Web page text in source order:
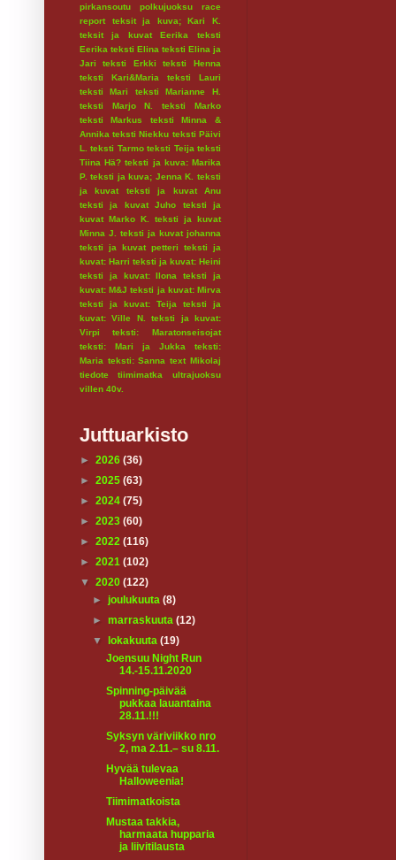
pirkansoutu polkujuoksu
race
report
teksit ja kuva; Kari K.
teksit ja kuvat Eerika
teksti
Eerika teksti Elina teksti Elina ja
Jari
teksti Erkki
teksti Henna
teksti Kari&Maria
teksti Lauri
teksti Mari
teksti Marianne H.
teksti Marjo N.
teksti Marko
teksti Markus
teksti Minna &
Annika teksti Niekku teksti Päivi
L.
teksti Tarmo teksti Teija teksti
Tiina Hä? teksti ja kuva: Marika
P. teksti ja kuva; Jenna K.
teksti
ja kuvat
teksti ja kuvat Anu
teksti ja kuvat Juho
teksti ja
kuvat Marko K.
teksti ja kuvat
Minna J.
teksti ja kuvat johanna
teksti ja kuvat petteri
teksti ja
kuvat: Harri teksti ja kuvat: Heini
teksti ja kuvat: Ilona
teksti ja
kuvat: M&J teksti ja kuvat: Mirva
teksti ja kuvat: Teija
teksti ja
kuvat: Ville N.
teksti ja kuvat:
Virpi
teksti: Maratonseisojat
teksti: Mari ja Jukka
teksti:
Maria teksti: Sanna text Mikolaj
tiedote
tiimimatka
ultrajuoksu
villen 40v.
Juttuarkisto
► 2026 (36)
► 2025 (63)
► 2024 (75)
► 2023 (60)
► 2022 (116)
► 2021 (102)
▼ 2020 (122)
►joulukuuta(8)
►marraskuuta(12)
▼
lokakuuta(19)
Joensuu Night Run
14.-15.11.2020
Spinning-päivää
pukkaa lauantaina
28.11.!!!
Syksyn väriviikko nro
2, ma 2.11.– su 8.11.
Hyvää tulevaa
Halloweenia!
Tiimimatkoista
Mustaa takkia,
harmaata hupparia
ja liivitilausta